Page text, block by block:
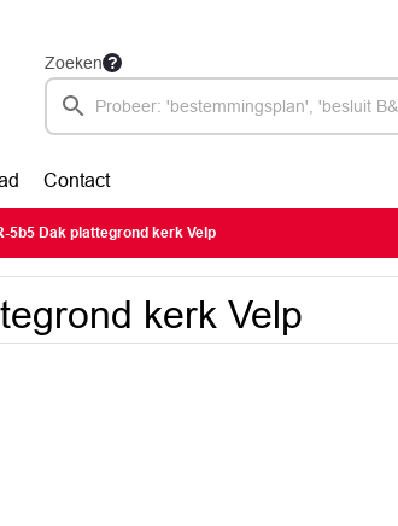
Zoeken
Contact
5b5 Dak plattegrond kerk Velp
kerk Velp